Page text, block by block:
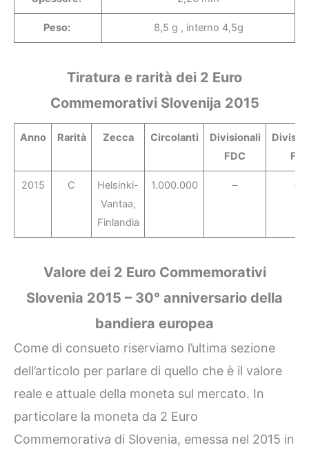
Peso: 8,5 g , interno 4,5g
Tiratura e rarità dei 2 Euro
Commemorativi Slovenija 2015
Anno Rarità Zecca Circolanti
Divisionali
FDC
FS
2015 C
Helsinki-
Vantaa,
Finlandia
1.000.000 – –
Valore dei 2 Euro Commemorativi
Slovenia 2015 – 30° anniversario della
bandiera europea
Come di consueto riserviamo l’ultima sezione
dell’articolo per parlare di quello che è il valore
reale e attuale della moneta sul mercato. In
particolare la moneta da 2 Euro
Commemorativa di Slovenia, emessa nel 2015 in